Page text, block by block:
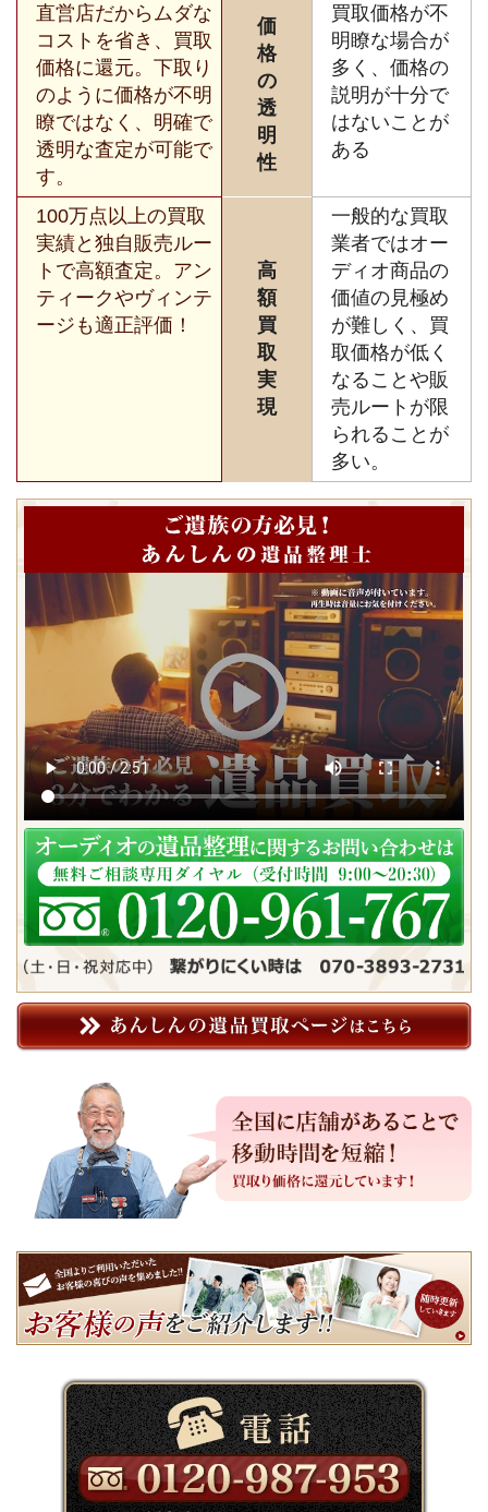
直営店だからムダな
コストを省き、買取
価格に還元。下取り
のように価格が不明
瞭ではなく、明確で
透明な査定が可能で
す。
価
格
の
透
明
性
買取価格が不
明瞭な場合が
多く、価格の
説明が十分で
はないことが
ある
100万点以上の買取
実績と独自販売ルー
トで高額査定。アン
ティークやヴィンテ
ージも適正評価！
高
額
買
取
実
現
一般的な買取
業者ではオー
ディオ商品の
価値の見極め
が難しく、買
取価格が低く
なることや販
売ルートが限
られることが
多い。